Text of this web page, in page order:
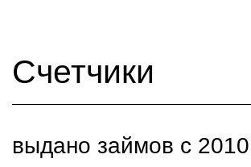
Счетчики
выдано займов с 2010